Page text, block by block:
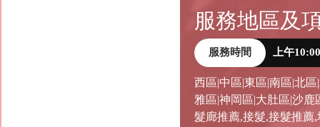
服務地區及
服務時間 上午
西區|中區|東區|南區|北
雅區|神岡區|大肚區|沙
髮廊推薦,接髮,接髮推薦